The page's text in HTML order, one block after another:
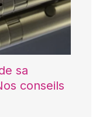
sa
conseils